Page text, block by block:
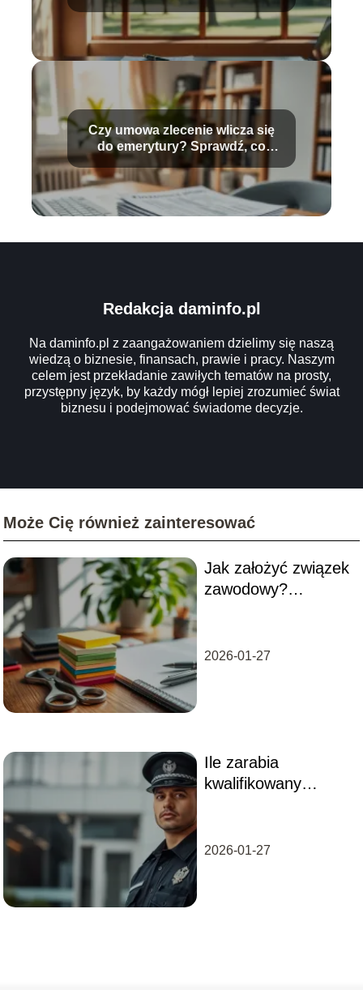
umowy?
Czy umowa zlecenie wlicza się
do emerytury? Sprawdź, co
musisz wiedzieć!
Redakcja daminfo.pl
Na daminfo.pl z zaangażowaniem dzielimy się naszą
wiedzą o biznesie, finansach, prawie i pracy. Naszym
celem jest przekładanie zawiłych tematów na prosty,
przystępny język, by każdy mógł lepiej zrozumieć świat
biznesu i podejmować świadome decyzje.
Może Cię również zainteresować
Jak założyć związek
zawodowy?
2026-01-27
Ile zarabia
kwalifikowany
2026-01-27